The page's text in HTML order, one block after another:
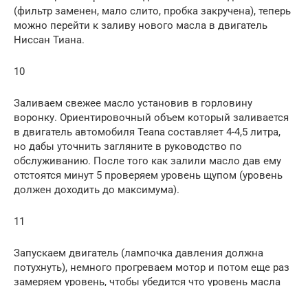
(фильтр заменен, мало слито, пробка закручена), теперь
можно перейти к заливу нового масла в двигатель
Ниссан Тиана.
10
Заливаем свежее масло установив в горловину
воронку. Ориентировочный объем который заливается
в двигатель автомобиля Teana составляет 4-4,5 литра,
но дабы уточнить загляните в руководство по
обслуживанию. После того как залили масло дав ему
отстоятся минут 5 проверяем уровень щупом (уровень
должен доходить до максимума).
11
Запускаем двигатель (лампочка давления должна
потухнуть), немного прогреваем мотор и потом еще раз
замеряем уровень, чтобы убедится что уровень масла